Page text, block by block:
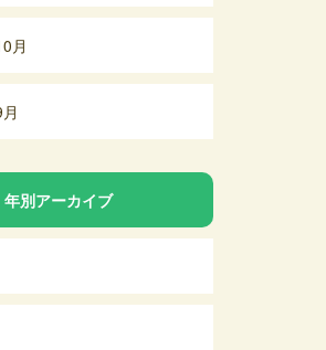
月
年別アーカイブ